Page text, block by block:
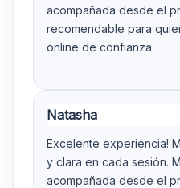
acompañada desde el
recomendable para
online de confianza.
Natasha
Excelente experiencia!
y clara en cada sesión.
acompañada desde el